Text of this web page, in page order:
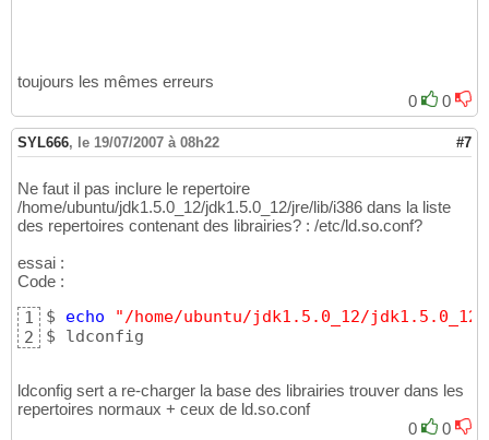
toujours les mêmes erreurs
0
0
SYL666, le 19/07/2007 à 08h22 #7
Ne faut il pas inclure le repertoire
/home/ubuntu/jdk1.5.0_12/jdk1.5.0_12/jre/lib/i386 dans la liste
des repertoires contenant des librairies? : /etc/ld.so.conf?
essai :
Code :
1
2
$ echo
"/home/ubuntu/jdk1.5.0_12/
$ ldconfig
ldconfig sert a re-charger la base des librairies trouver dans les
repertoires normaux + ceux de ld.so.conf
0
0